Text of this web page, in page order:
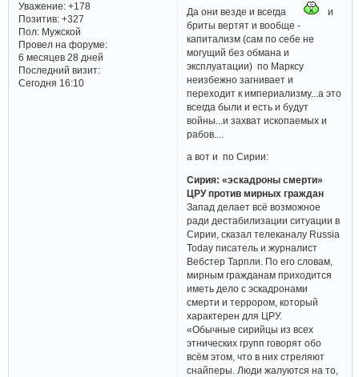
Уважение: +178
Позитив: +327
Пол:Мужской
Провел на форуме:
6 месяцев 28 дней
Последний визит:
Сегодня 16:10
Да они везде и всегда
и
бриты вертят и вообще -
капитализм (сам по себе не
могущий без обмана и
эксплуатации) по Марксу
неизбежно загнивает и
переходит к империализму...а это
всегда были и есть и будут
войны...и захват ископаемых и
рабов....
а вот и по Сирии:
Сирия: «эскадроны смерти»
ЦРУ против мирных граждан
Запад делает всё возможное
ради дестабилизации ситуации в
Сирии, сказал телеканалу Russia
Today писатель и журналист
Вебстер Тарпли. По его словам,
мирным гражданам приходится
иметь дело с эскадронами
смерти и террором, который
характерен для ЦРУ.
«Обычные сирийцы из всех
этнических групп говорят обо
всём этом, что в них стреляют
снайперы. Люди жалуются на то,